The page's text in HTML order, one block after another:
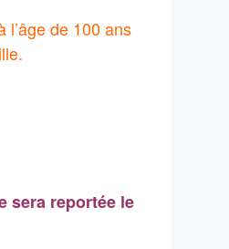
de 100 ans
sera reportée le